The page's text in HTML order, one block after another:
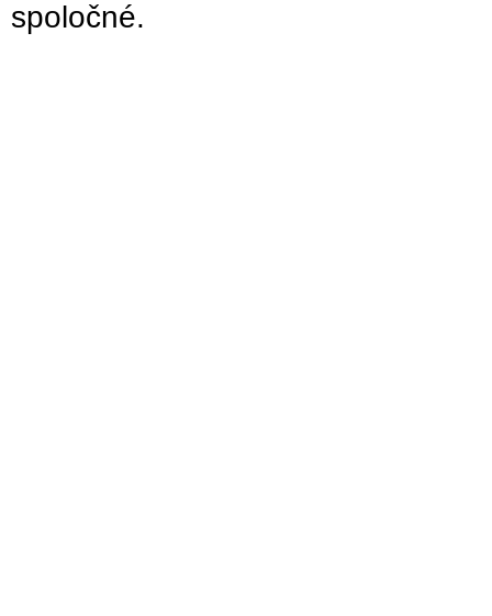
spoločné.